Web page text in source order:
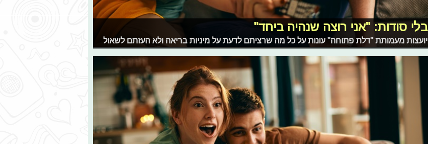
בלי סודות: "אני רוצה שנהיה ביחד"
יועצות מעמותת "דלת פתוחה" עונות על כל מה שרציתם לדעת על מיניות בריאה ולא העזתם לשאול